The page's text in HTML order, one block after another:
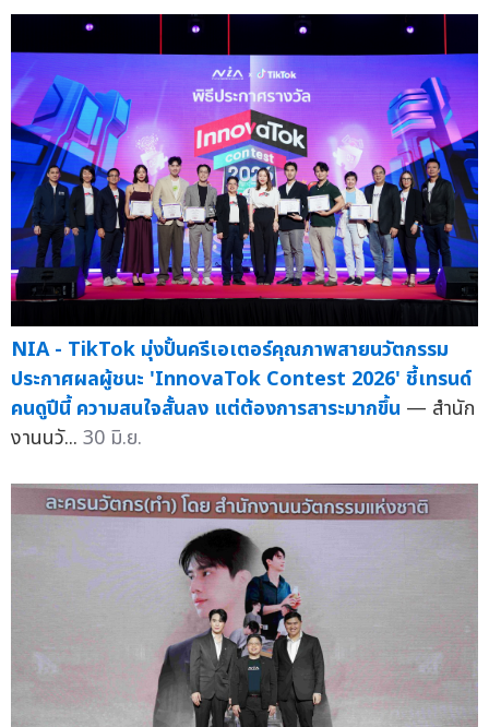
NIA - TikTok มุ่งปั้นครีเอเตอร์คุณภาพสายนวัตกรรม
ประกาศผลผู้ชนะ 'InnovaTok Contest 2026' ชี้เทรนด์
คนดูปีนี้ ความสนใจสั้นลง แต่ต้องการสาระมากขึ้น — สำนัก
งานนวั... 30 มิ.ย.